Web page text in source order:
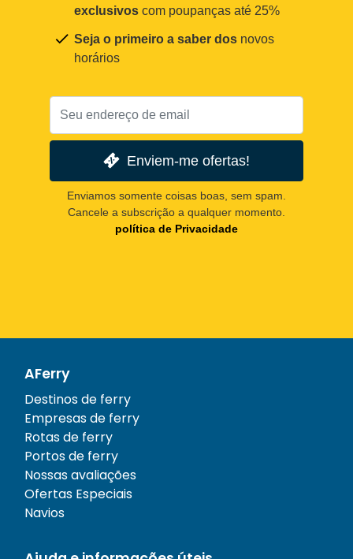
exclusivos com poupanças até 25%
Seja o primeiro a saber dos novos
horários
Enviem-me ofertas!
Enviamos somente coisas boas, sem spam.
Cancele a subscrição a qualquer momento.
política de Privacidade
AFerry
Destinos de ferry
Empresas de ferry
Rotas de ferry
Portos de ferry
Nossas avaliações
Ofertas Especiais
Navios